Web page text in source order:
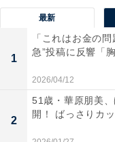
最新
1
「これはお金の
急”投稿に反響「
2026/04/12
2
51歳・華原朋美
開！ ばっさりカ